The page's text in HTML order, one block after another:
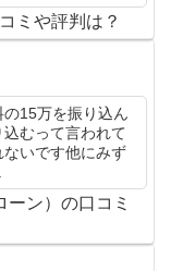
ミや評判は？
15万を振り込ん
むって言われて
いです他にみず
ン）の口コミ